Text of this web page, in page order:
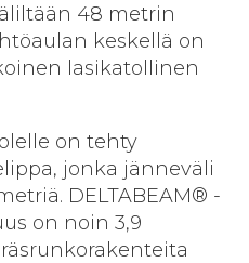
48 metrin
keskellä on
lasikatollinen
on tehty
jonka jänneväli
DELTABEAM® -
on noin 3,9